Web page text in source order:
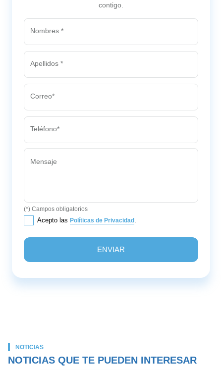
contigo.
Nombres *
Apellidos *
Correo*
Teléfono*
Mensaje
(*) Campos obligatorios
Acepto las Políticas de Privacidad
NOTICIAS
NOTICIAS QUE TE PUEDEN INTERESAR